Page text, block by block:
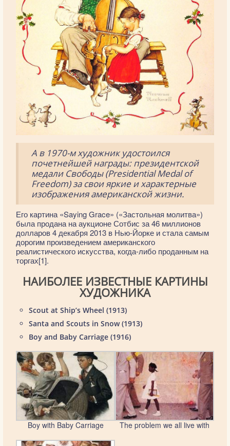
А в 1970-м художник удостоился
почетнейшей награды: президентской
медали Свободы (Presidential Medal of
Freedom) за свои яркие и характерные
изображения американской жизни.
Его картина «Saying Grace» («Застольная молитва»)
была продана на аукционе Сотбис за 46 миллионов
долларов 4 декабря 2013 в Нью-Йорке и стала самым
дорогим произведением американского
реалистического искусства, когда-либо проданным на
торгах[1].
НАИБОЛЕЕ ИЗВЕСТНЫЕ КАРТИНЫ
ХУДОЖНИКА
Scout at Ship’s Wheel (1913)
Santa and Scouts in Snow (1913)
Boy and Baby Carriage (1916)
Boy with Baby Carriage The problem we all live with